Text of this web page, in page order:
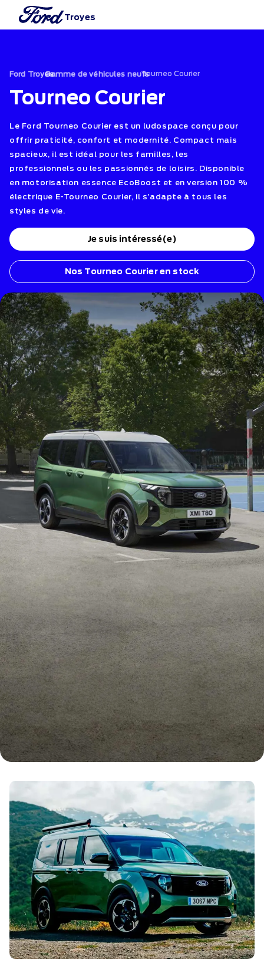
Troyes
Ford Troyes
›
Gamme de véhicules neufs
›
Tourneo Courier
Tourneo Courier
Le Ford Tourneo Courier est un ludospace conçu pour
offrir praticité, confort et modernité. Compact mais
spacieux, il est idéal pour les familles, les
professionnels ou les passionnés de loisirs. Disponible
en motorisation essence EcoBoost et en version 100 %
électrique E-Tourneo Courier, il s’adapte à tous les
styles de vie.
Je suis intéressé(e)
Nos Tourneo Courier en stock